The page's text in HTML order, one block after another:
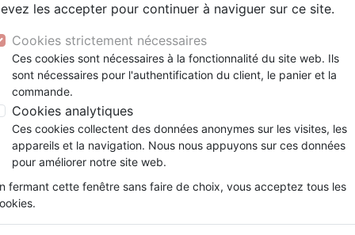
courant / NFC
fondamental
Autres versions
Bibles d'étude
Bibles audio
Bibles gros caractères
autres langues
adoration
santé +
famille +
Messianique
+
bio
spirituel
Mission, évangélisation
Fin des temps
Personnages de la Bible
Création, évolution
Théâtre, saynettes
6-9 ans
9-12 ans
jeunes
Enseignement jeunesse
Livres d'activités
Cadeaux Bébé
enfant Recueils et partitions
DVD concert
cultuels
Croix/cadres
Porte clés
Posters
Bloc notes
rigide bleu
Bible Esaïe 55 rigide bleu
Référence
Description Détails du produit
Bible Segond, rigide, bleuE
les accepter pour continuer à naviguer sur ce site.
Cookies strictement nécessaires
Ces cookies sont nécessaires à la fonctionnalité du site web. Ils
sont nécessaires pour l'authentification du client, le panier et la
commande.
Cookies analytiques
Ces cookies collectent des données anonymes sur les visites, les
appareils et la navigation. Nous nous appuyons sur ces données
pour améliorer notre site web.
fermant cette fenêtre sans faire de choix, vous acceptez tous les